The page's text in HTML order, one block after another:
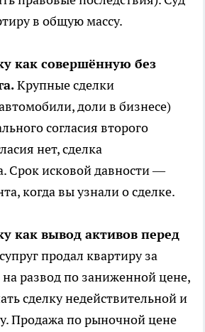
в общую массу.
как совершённую без
Крупные сделки
доли в бизнесе)
согласия второго
нет, сделка
Срок исковой давности —
когда вы узнали о сделке.
как вывод активов перед
продал квартиру за
развод по заниженной цене,
сделку недействительной и
Продажа по рыночной цене